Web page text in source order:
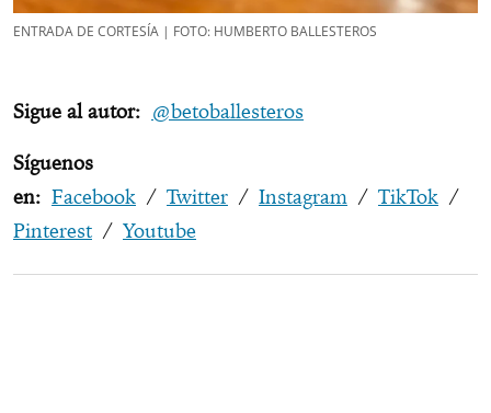
ENTRADA DE CORTESÍA | FOTO: HUMBERTO BALLESTEROS
Sigue al autor: @betoballesteros
Síguenos
en: Facebook / Twitter / Instagram / TikTok /
Pinterest / Youtube